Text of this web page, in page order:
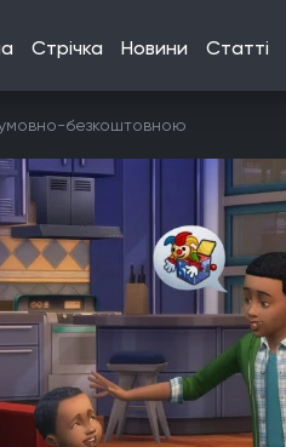
Стрічка Новини Статті
безкоштовною